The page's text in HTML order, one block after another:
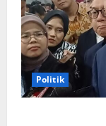
Politik